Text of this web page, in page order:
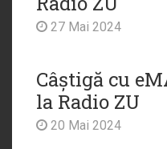
27 Mai 2024
Câștigă cu
la Radio ZU
20 Mai 2024